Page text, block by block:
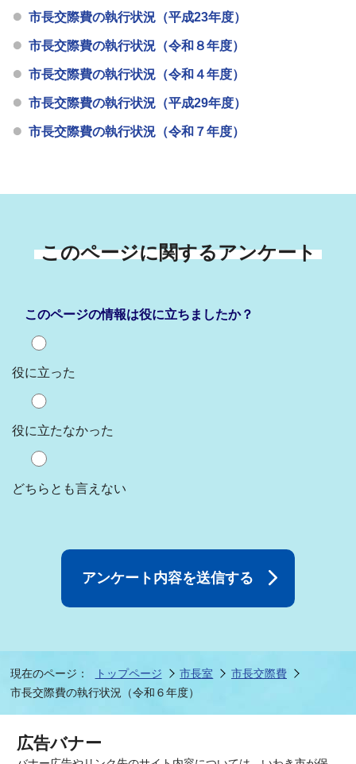
市長交際費の執行状況（平成23年度）
市長交際費の執行状況（令和８年度）
市長交際費の執行状況（令和４年度）
市長交際費の執行状況（平成29年度）
市長交際費の執行状況（令和７年度）
このページに関するアンケート
このページの情報は役に立ちましたか？
役に立った
役に立たなかった
どちらとも言えない
現在のページ： トップページ 市長室
市長交際費
市長交際費の執行状況（令和６年度）
広告バナー